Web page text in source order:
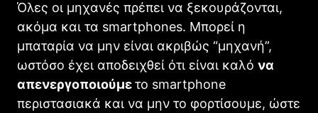
Όλες οι μηχανές πρέπει να ξεκουράζονται,
ακόμα και τα smartphones. Μπορεί η
μπαταρία να μην είναι ακριβώς “μηχανή”,
ωστόσο έχει αποδειχθεί ότι είναι καλό να
απενεργοποιούμετο smartphone
περιστασιακά και να μην το φορτίσουμε, ώστε